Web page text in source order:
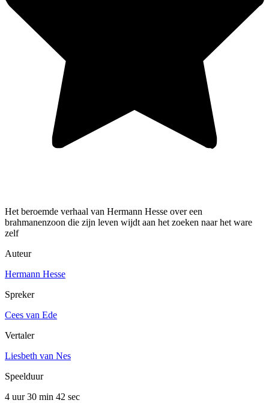
Het beroemde verhaal van Hermann Hesse over een
brahmanenzoon die zijn leven wijdt aan het zoeken naar het ware
zelf
Auteur
Hermann Hesse
Spreker
Cees van Ede
Vertaler
Liesbeth van Nes
Speelduur
4 uur 30 min 42 sec